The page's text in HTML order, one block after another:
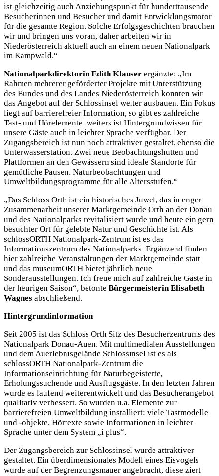
ist gleichzeitig auch Anziehungspunkt für hunderttausende
Besucherinnen und Besucher und damit Entwicklungsmotor
für die gesamte Region. Solche Erfolgsgeschichten brauchen
wir und bringen uns voran, daher arbeiten wir in
Niederösterreich aktuell auch an einem neuen Nationalpark
im Kampwald.“
Nationalparkdirektorin Edith Klauser ergänzte: „Im
Rahmen mehrerer geförderter Projekte mit Unterstützung
des Bundes und des Landes Niederösterreich konnten wir
das Angebot auf der Schlossinsel weiter ausbauen. Ein Fokus
liegt auf barrierefreier Information, so gibt es zahlreiche
Tast- und Hörelemente, weiters ist Hintergrundwissen für
unsere Gäste auch in leichter Sprache verfügbar. Der
Zugangsbereich ist nun noch attraktiver gestaltet, ebenso die
Unterwasserstation. Zwei neue Beobachtungshütten und
Plattformen an den Gewässern sind ideale Standorte für
gemütliche Pausen, Naturbeobachtungen und
Umweltbildungsprogramme für alle Altersstufen.“
„Das Schloss Orth ist ein historisches Juwel, das in enger
Zusammenarbeit unserer Marktgemeinde Orth an der Donau
und des Nationalparks revitalisiert wurde und heute ein gern
besuchter Ort für gelebte Natur und Geschichte ist. Als
schlossORTH Nationalpark-Zentrum ist es das
Informationszentrum des Nationalparks. Ergänzend finden
hier zahlreiche Veranstaltungen der Marktgemeinde statt
und das museumORTH bietet jährlich neue
Sonderausstellungen. Ich freue mich auf zahlreiche Gäste in
der heurigen Saison“, betonte Bürgermeisterin Elisabeth
Wagnes abschließend.
Hintergrundinformation
Seit 2005 ist das Schloss Orth Sitz des Besucherzentrums des
Nationalpark Donau-Auen. Mit multimedialen Ausstellungen
und dem Auerlebnisgelände Schlossinsel ist es als
schlossORTH Nationalpark-Zentrum die
Informationseinrichtung für Naturbegeisterte,
Erholungssuchende und Ausflugsgäste. In den letzten Jahren
wurde es laufend weiterentwickelt und das Besucherangebot
qualitativ verbessert. So wurden u.a. Elemente zur
barrierefreien Umweltbildung installiert: viele Tastmodelle
und -objekte, Hörtexte sowie Informationen in leichter
Sprache unter dem System „i plus“.
Der Zugangsbereich zur Schlossinsel wurde attraktiver
gestaltet. Ein überdimensionales Modell eines Eisvogels
wurde auf der Begrenzungsmauer angebracht, diese ziert